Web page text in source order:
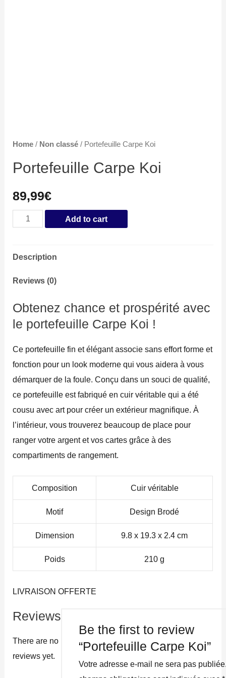
Home / Non classé / Portefeuille Carpe Koi
Portefeuille Carpe Koi
89,99€
Portefeuille
quantity
Add to cart
Description
Reviews (0)
Obtenez chance et prospérité avec
le portefeuille Carpe Koi !
Ce portefeuille fin et élégant associe sans effort forme et
fonction pour un look moderne qui vous aidera à vous
démarquer de la foule. Conçu dans un souci de qualité,
ce portefeuille est fabriqué en cuir véritable qui a été
cousu avec art pour créer un extérieur magnifique. À
l’intérieur, vous trouverez beaucoup de place pour
ranger votre argent et vos cartes grâce à des
compartiments de rangement.
Composition Cuir véritable
Motif Design Brodé
Dimension 9.8 x 19.3 x 2.4 cm
Poids 210 g
LIVRAISON OFFERTE
Reviews
There are no
reviews yet.
Be the first to review
“Portefeuille Carpe Koi”
Votre adresse e-mail ne sera pas